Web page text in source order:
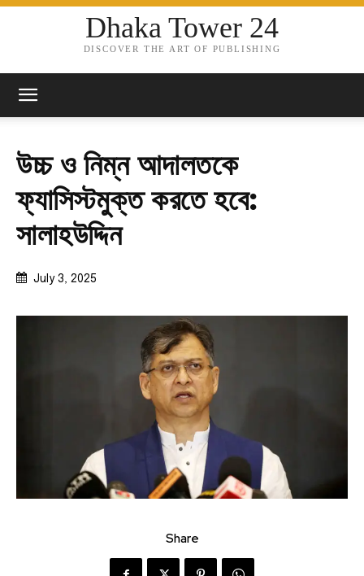
Dhaka Tower 24
DISCOVER THE ART OF PUBLISHING
উচ্চ ও নিম্ন আদালতকে
ফ্যাসিস্টমুক্ত করতে হবে:
সালাহউদ্দিন
July 3, 2025
Share